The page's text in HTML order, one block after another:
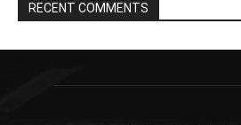
RECENT COMMENTS